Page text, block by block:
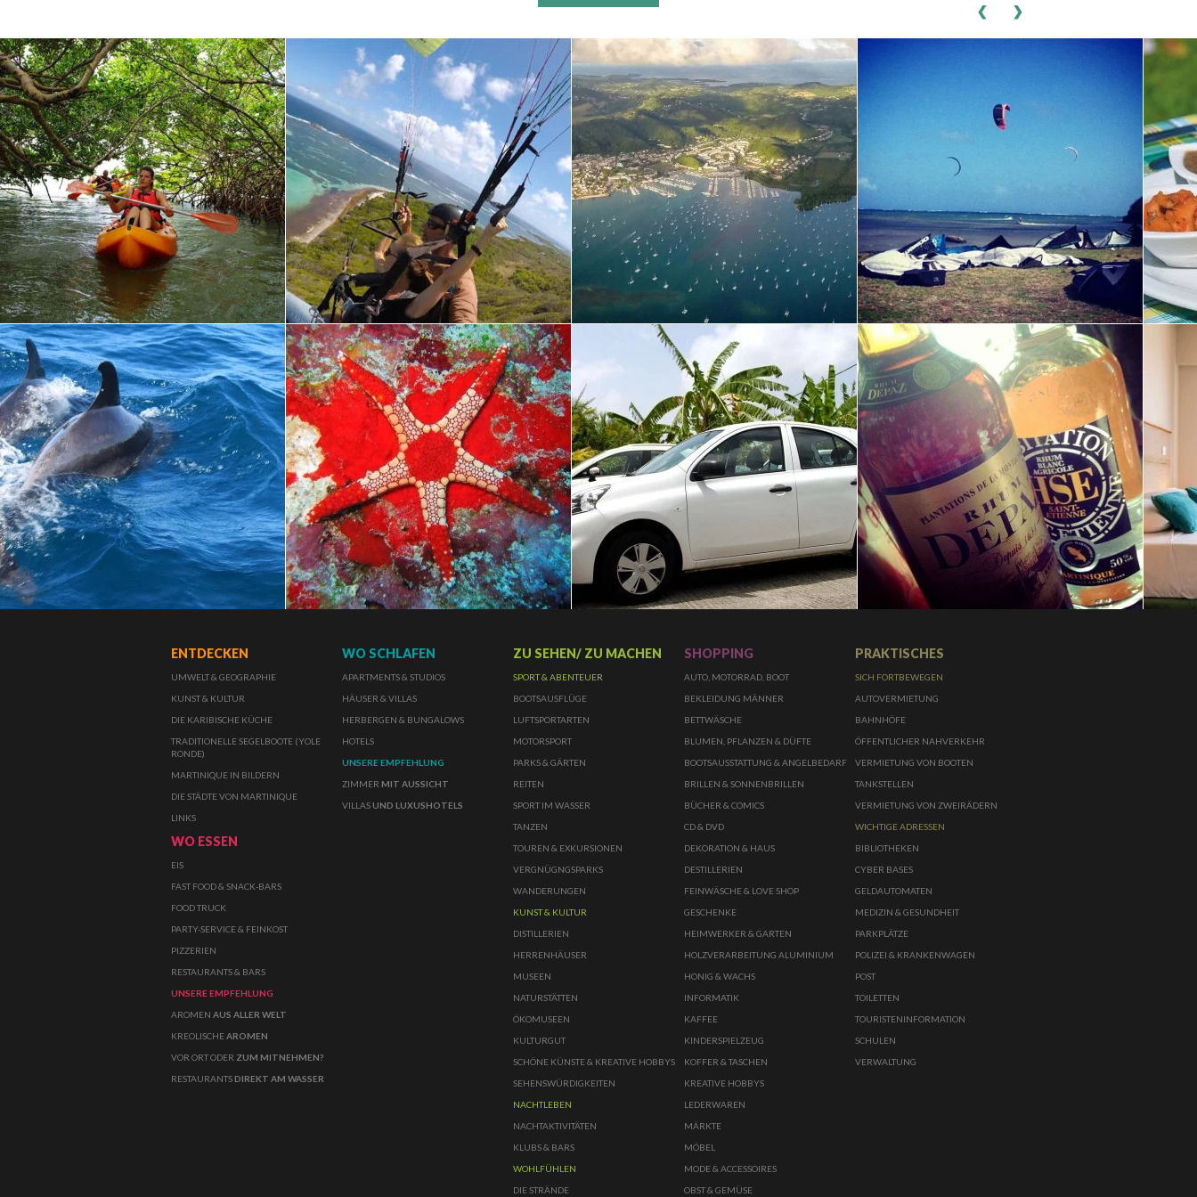
1.2.3.
SHOPPING
JULES
MODE & ACCESSOIRES
ETAM LINGERIE
MODE & ACCESSOIRES
K+
STOFFE
Lederwaren(4)
Möbel(0)
Mode &
Accessoires (13)
Obst & Gemüse(0)
Presse, Tabak
regionale Produkte
Schmuck & Uhren (3)
Schönheit &
Gesundheit(2)
Souvenirs &
Kunsthandwerk
Stoffe (2)
Tauchbedarf(0)
Tierbedarf
Tischkunst
Weine, Spirituosen,
Feinkost
Wellness
ENTDECKEN
UMWELT & GEOGRAPHIE
KUNST & KULTUR
DIE KARIBISCHE KÜCHE
TRADITIONELLE SEGELBOOTE (YOLE
RONDE)
MARTINIQUE IN BILDERN
DIE STÄDTE VON MARTINIQUE
LINKS
WO ESSEN
EIS
FAST FOOD & SNACK-BARS
FOOD TRUCK
PARTY-SERVICE & FEINKOST
PIZZERIEN
RESTAURANTS & BARS
UNSERE EMPFEHLUNG
AROMEN AUS ALLER WELT
KREOLISCHEAROMEN
VOR ORT ODER ZUM MITNEHMEN?
RESTAURANTS DIREKT AM WASSER
WO SCHLAFEN
APARTMENTS & STUDIOS
HÄUSER & VILLAS
HERBERGEN & BUNGALOWS
HOTELS
UNSERE EMPFEHLUNG
ZIMMER MIT AUSSICHT
VILLAS UND LUXUSHOTELS
ZU SEHEN/ ZU MACHEN
SPORT & ABENTEUER
BOOTSAUSFLÜGE
LUFTSPORTARTEN
MOTORSPORT
PARKS & GÄRTEN
REITEN
SPORT IM WASSER
TANZEN
TOUREN & EXKURSIONEN
VERGNÜGNGSPARKS
WANDERUNGEN
KUNST & KULTUR
DISTILLERIEN
HERRENHÄUSER
MUSEEN
NATURSTÄTTEN
ÖKOMUSEEN
KULTURGUT
SCHÖNE KÜNSTE & KREATIVE HOBBYS
SEHENSWÜRDIGKEITEN
NACHTLEBEN
NACHTAKTIVITÄTEN
KLUBS & BARS
WOHLFÜHLEN
DIE STRÄNDE
SHOPPING
AUTO, MOTORRAD, BOOT
BEKLEIDUNG MÄNNER
BETTWÄSCHE
BLUMEN, PFLANZEN & DÜFTE
BOOTSAUSSTATTUNG & ANGELBEDARF
BRILLEN & SONNENBRILLEN
BÜCHER & COMICS
CD & DVD
DEKORATION & HAUS
DESTILLERIEN
FEINWÄSCHE & LOVE SHOP
GESCHENKE
HEIMWERKER & GARTEN
HOLZVERARBEITUNG ALUMINIUM
HONIG & WACHS
INFORMATIK
KAFFEE
KINDERSPIELZEUG
KOFFER & TASCHEN
KREATIVE HOBBYS
LEDERWAREN
MÄRKTE
MÖBEL
MODE & ACCESSOIRES
OBST & GEMÜSE
PRAKTISCHES
SICH FORTBEWEGEN
AUTOVERMIETUNG
BAHNHÖFE
ÖFFENTLICHER NAHVERKEHR
VERMIETUNG VON BOOTEN
TANKSTELLEN
VERMIETUNG VON ZWEIRÄDERN
WICHTIGE ADRESSEN
BIBLIOTHEKEN
CYBER BASES
GELDAUTOMATEN
MEDIZIN & GESUNDHEIT
PARKPLÄTZE
POLIZEI & KRANKENWAGEN
POST
TOILETTEN
TOURISTENINFORMATION
SCHULEN
VERWALTUNG